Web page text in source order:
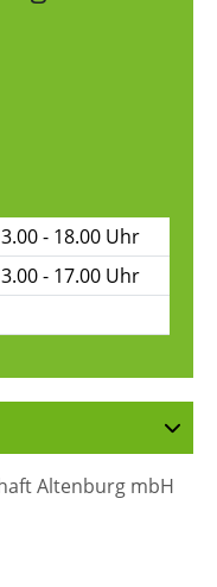
- 18.00 Uhr
- 17.00 Uhr
Altenburg mbH